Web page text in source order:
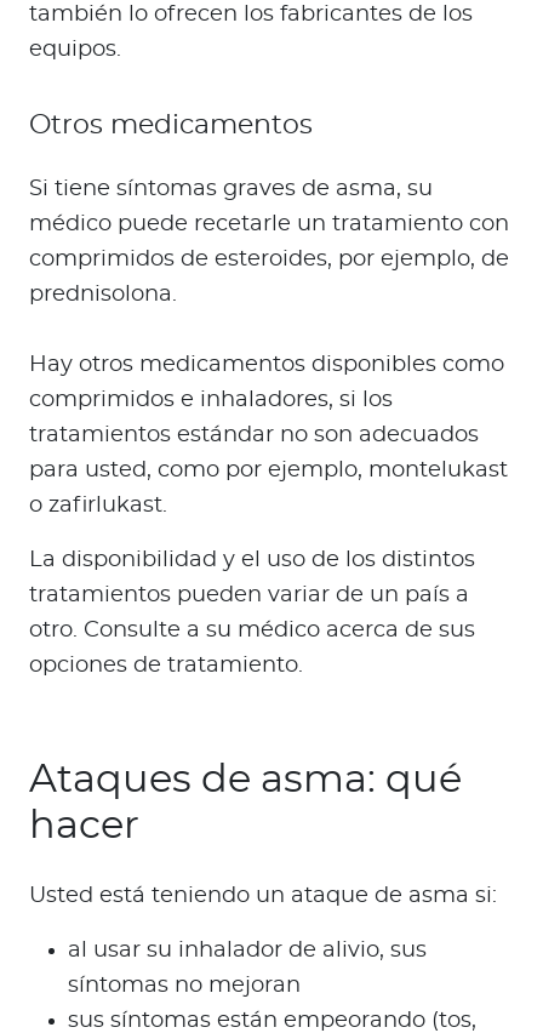
también lo ofrecen los fabricantes de los
equipos.
Otros medicamentos
Si tiene síntomas graves de asma, su
médico puede recetarle un tratamiento con
comprimidos de esteroides, por ejemplo, de
prednisolona.
Hay otros medicamentos disponibles como
comprimidos e inhaladores, si los
tratamientos estándar no son adecuados
para usted, como por ejemplo, montelukast
o zafirlukast.
La disponibilidad y el uso de los distintos
tratamientos pueden variar de un país a
otro. Consulte a su médico acerca de sus
opciones de tratamiento.
Ataques de asma: qué
hacer
Usted está teniendo un ataque de asma si:
al usar su inhalador de alivio, sus
síntomas no mejoran
sus síntomas están empeorando (tos,